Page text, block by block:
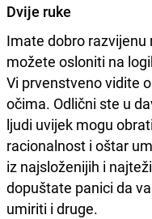
Dvije ruke
Imate dobro razvijenu
možete osloniti na
Vi prvenstveno vidite
očima. Odlični ste u
ljudi uvijek mogu
racionalnost i oštar
iz najsloženijih i
dopuštate panici da
umiriti i druge.